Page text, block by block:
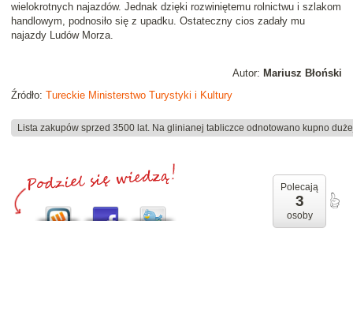
wielokrotnych najazdów. Jednak dzięki rozwiniętemu rolnictwu i szlakom
handlowym, podnosiło się z upadku. Ostateczny cios zadały mu
najazdy Ludów Morza.
Autor: Mariusz Błoński
Źródło: Tureckie Ministerstwo Turystyki i Kultury
Lista zakupów sprzed 3500 lat. Na glinianej tabliczce odnotowano kupno
Polecają
3
osoby